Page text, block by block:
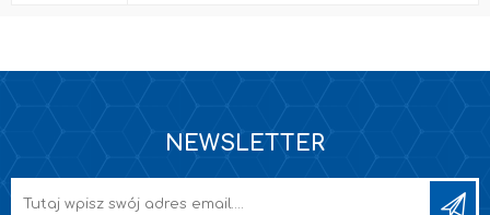
NEWSLETTER